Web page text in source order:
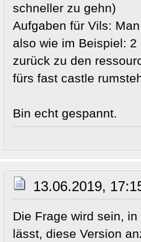
schneller zu gehn)
Aufgaben für Vils:
also wie im Beispiel:
zurück zu den
fürs fast castle
Bin echt gespannt.
13.06.2019,
Die Frage wird sein,
lässt, diese Version